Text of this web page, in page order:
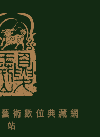
術數位典藏網
站